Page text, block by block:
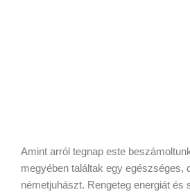
Amint arról tegnap este
megyében találtak egy egészséges,
németjuhászt. Rengeteg energiát és